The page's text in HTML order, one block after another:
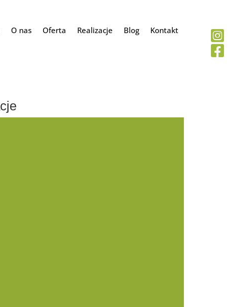
O nas Oferta Realizacje Blog Kontakt

